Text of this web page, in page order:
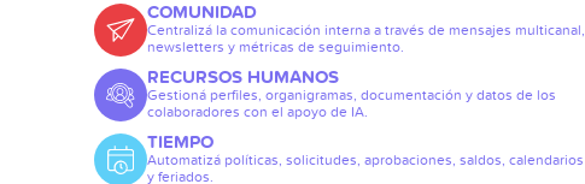
COMUNIDAD
Centralizá la comunicación interna a través de mensajes multicanal,
newsletters y métricas de seguimiento.
RECURSOS HUMANOS
Gestioná perfiles, organigramas, documentación y datos de los
colaboradores con el apoyo de IA.
TIEMPO
Automatizá políticas, solicitudes, aprobaciones, saldos, calendarios
y feriados.